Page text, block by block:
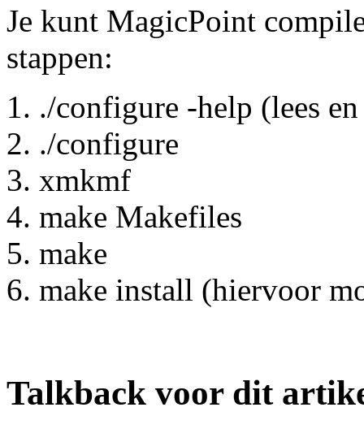
Je kunt MagicPoint
stappen:
./configure -help (lees
./configure
xmkmf
make Makefiles
make
make install (hiervoor
Talkback voor dit